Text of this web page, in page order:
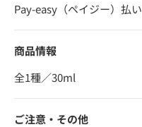
Pay-easy（ペイジー）払い
商品情報
全1種／30ml
ご注意・その他